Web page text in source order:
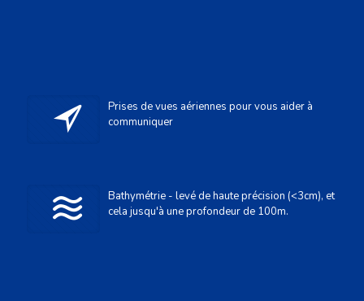
Prises de vues aériennes pour vous aider à
communiquer
Bathymétrie - levé de haute précision (<3cm), et
cela jusqu'à une profondeur de 100m.